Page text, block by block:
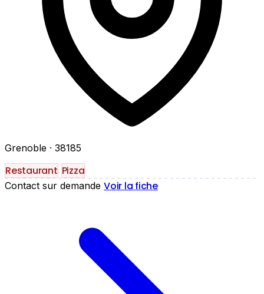
Grenoble · 38185
Restaurant Pizza
Contact sur demande Voir la fiche